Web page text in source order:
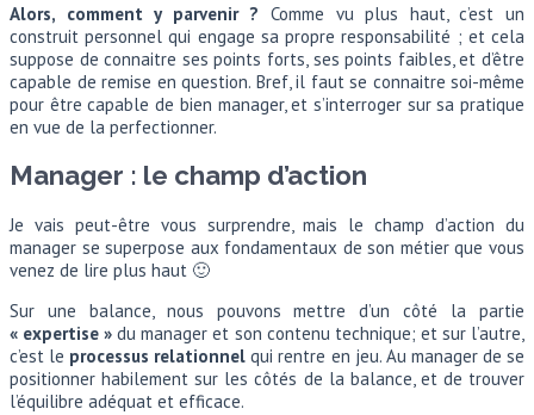
Alors, comment y parvenir ? Comme vu plus haut, c’est un
construit personnel qui engage sa propre responsabilité ; et cela
suppose de connaitre ses points forts, ses points faibles, et d’être
capable de remise en question. Bref, il faut se connaitre soi-même
pour être capable de bien manager, et s’interroger sur sa pratique
en vue de la perfectionner.
Manager : le champ d’action
Je vais peut-être vous surprendre, mais le champ d’action du
manager se superpose aux fondamentaux de son métier que vous
venez de lire plus haut 🙂
Sur une balance, nous pouvons mettre d’un côté la partie
« expertise » du manager et son contenu technique; et sur l’autre,
c’est le processus relationnel qui rentre en jeu. Au manager de se
positionner habilement sur les côtés de la balance, et de trouver
l’équilibre adéquat et efficace.